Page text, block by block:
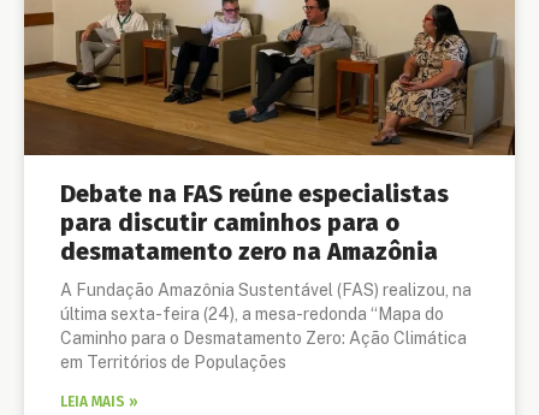
Debate na FAS reúne especialistas
para discutir caminhos para o
desmatamento zero na Amazônia
A Fundação Amazônia Sustentável (FAS) realizou, na
última sexta-feira (24), a mesa-redonda “Mapa do
Caminho para o Desmatamento Zero: Ação Climática
em Territórios de Populações
LEIA MAIS »